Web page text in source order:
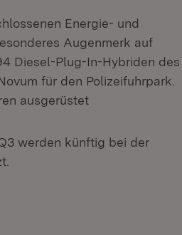
Energie- und
Augenmerk auf
Diesel-Plug-In-Hybriden des
für den Polizeifuhrpark.
ausgerüstet
werden künftig bei der